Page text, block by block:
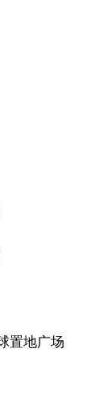
置地广场17层